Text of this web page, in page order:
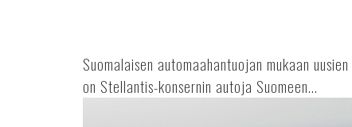
Suomalaisen automaahantuojan mukaan
on Stellantis-konsernin autoja Suomeen...